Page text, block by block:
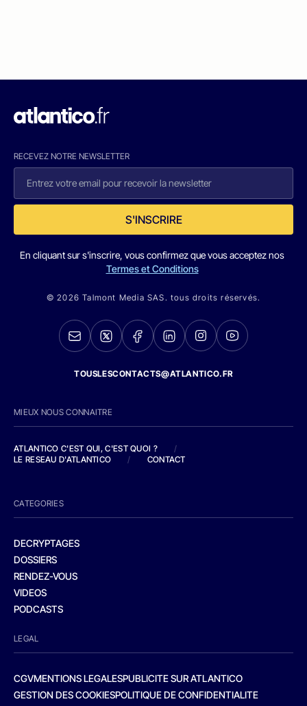
RECEVEZ NOTRE NEWSLETTER
S'INSCRIRE
En cliquant sur s'inscrire, vous confirmez que vous acceptez nos
Termes et Conditions
© 2026 Talmont Media SAS. tous droits réservés.
TOUSLESCONTACTS@ATLANTICO.FR
MIEUX NOUS CONNAITRE
ATLANTICO C'EST QUI, C'EST QUOI ?
/
LE RESEAU D'ATLANTICO
/ CONTACT
CATEGORIES
DECRYPTAGES
DOSSIERS
RENDEZ-VOUS
VIDEOS
PODCASTS
LEGAL
CGVMENTIONS LEGALESPUBLICITE SUR ATLANTICO
GESTION DES COOKIESPOLITIQUE DE CONFIDENTIALITE